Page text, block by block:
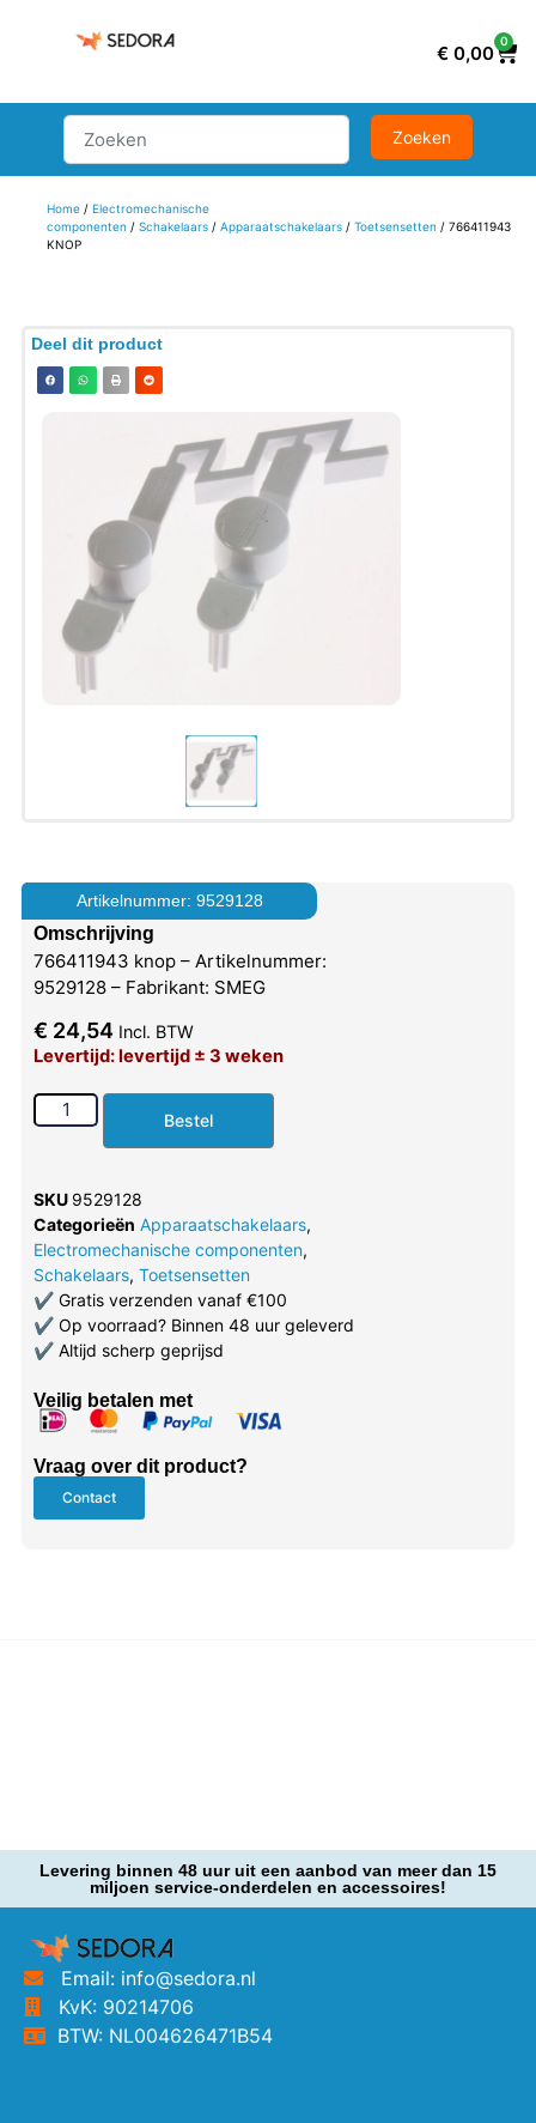
€ 0,00
0
Home/ Electromechanische
componenten / Schakelaars/ Apparaatschakelaars/ Toetsensetten / 766411943
KNOP
Deel dit product
Artikelnummer: 9529128
Omschrijving
766411943 knop – Artikelnummer:
9529128 – Fabrikant: SMEG
€ 24,54 Incl. BTW
Levertijd: levertijd ± 3 weken
Bestel
SKU 9529128
Categorieën Apparaatschakelaars,
Electromechanische componenten,
Schakelaars, Toetsensetten
✔Gratis verzenden vanaf €100
✔Op voorraad? Binnen 48 uur geleverd
✔Altijd scherp geprijsd
Veilig betalen met
Vraag over dit product?
Contact
Levering binnen 48 uur uit een aanbod van meer dan 15
miljoen service-onderdelen en accessoires!
Email: info@sedora.nl
KvK: 90214706
BTW: NL004626471B54